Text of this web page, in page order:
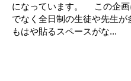
になっています。 この企画
でなく全日制の生徒や先生が
もはや貼るスペースがな...